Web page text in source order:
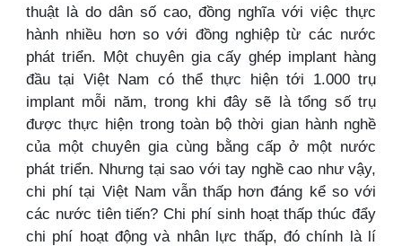
thuật là do dân số cao, đồng nghĩa với việc thực
hành nhiều hơn so với đồng nghiệp từ các nước
phát triển. Một chuyên gia cấy ghép implant hàng
đầu tại Việt Nam có thể thực hiện tới 1.000 trụ
implant mỗi năm, trong khi đây sẽ là tổng số trụ
được thực hiện trong toàn bộ thời gian hành nghề
của một chuyên gia cùng bằng cấp ở một nước
phát triển. Nhưng tại sao với tay nghề cao như vậy,
chi phí tại Việt Nam vẫn thấp hơn đáng kể so với
các nước tiên tiến? Chi phí sinh hoạt thấp thúc đẩy
chi phí hoạt động và nhân lực thấp, đó chính là lí